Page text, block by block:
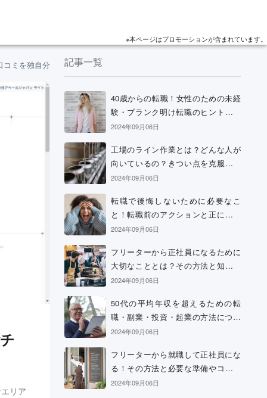
※本ページはプロモーションが含まれています。
コミを独自分析！
リア
記事一覧
40歳からの転職！女性のための未経
験・ブランク明け転職のヒントと考
え方
2024年09月06日
工場のライン作業とは？どんな人が
向いているの？きつい点を克服する
方法などを解説
2024年09月06日
転職で後悔しないために必要なこ
と！転職前のアクションと正に後悔
中の場合の解決策
2024年09月06日
フリーターから正社員になるために
大切なこととは？その方法と知って
おきたい心構え
2024年09月06日
50代の平均年収を超えるための転
職・副業・投資・起業の方法につい
て
2024年09月06日
フリーターから就職して正社員にな
る！その方法と必要な準備やコツに
ついて
2024年09月06日